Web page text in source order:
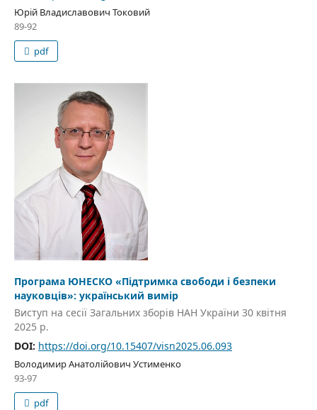
Юрій Владиславович Токовий
89-92
pdf
Програма ЮНЕСКО «Підтримка свободи і безпеки
науковців»: український вимір
Виступ на сесії Загальних зборів НАН України 30 квітня
2025 р.
DOI: https://doi.org/10.15407/visn2025.06.093
Володимир Анатолійович Устименко
93-97
pdf